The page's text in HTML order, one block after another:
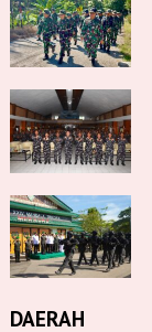
DAERAH